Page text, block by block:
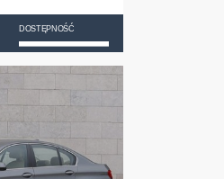
DOSTĘPNOŚĆ